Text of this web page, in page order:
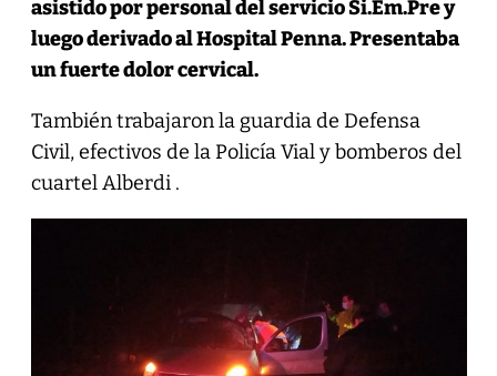
asistido por personal del servicio Si.Em.Pre y
luego derivado al Hospital Penna. Presentaba
un fuerte dolor cervical.
También trabajaron la guardia de Defensa
Civil, efectivos de la Policía Vial y bomberos del
cuartel Alberdi .